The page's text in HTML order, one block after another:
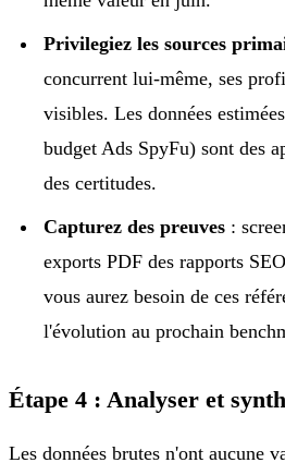
Privilegiez les sources
concurrent lui-même, ses
visibles. Les données
budget Ads SpyFu) sont des
des certitudes.
Capturez des preuves :
exports PDF des rapports
vous aurez besoin de ces
l'évolution au prochain
Étape 4 : Analyser et
Les données brutes n'ont aucune